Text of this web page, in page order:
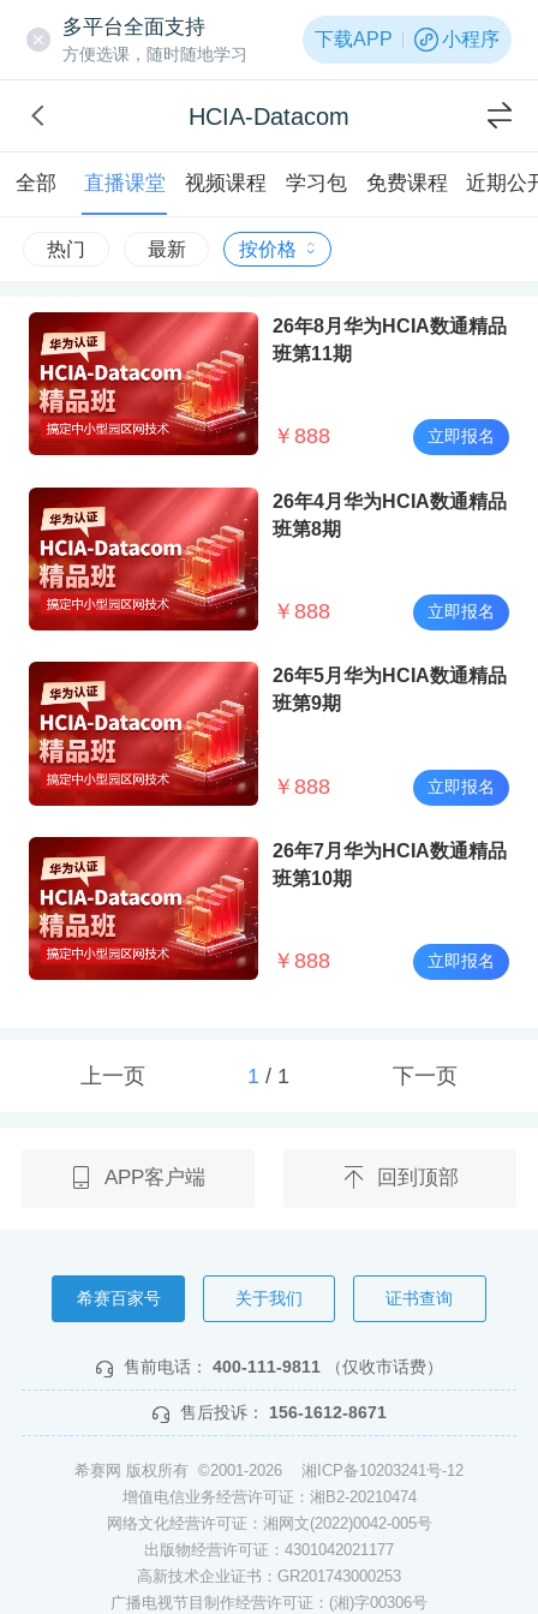
多平台全面支持
方便选课，随时随地学习
下载APP 小程序
HCIA-Datacom
全部 直播课堂 视频课程 学习包 免费课程 近期公
热门 最新 按价格
26年8月华为HCIA数通精品
班第11期
￥ 888 立即报名
26年4月华为HCIA数通精品
班第8期
￥ 888 立即报名
26年5月华为HCIA数通精品
班第9期
￥ 888 立即报名
26年7月华为HCIA数通精品
班第10期
￥ 888 立即报名
上一页 1/ 1 下一页
APP客户端 回到顶部
希赛百家号 关于我们 证书查询
售前电话： 400-111-9811 （仅收市话费）
售后投诉： 156-1612-8671
希赛网 版权所有 ©2001-2026 湘ICP备10203241号-12
增值电信业务经营许可证：湘B2-20210474
网络文化经营许可证：湘网文(2022)0042-005号
出版物经营许可证：4301042021177
高新技术企业证书：GR201743000253
广播电视节目制作经营许可证：(湘)字00306号